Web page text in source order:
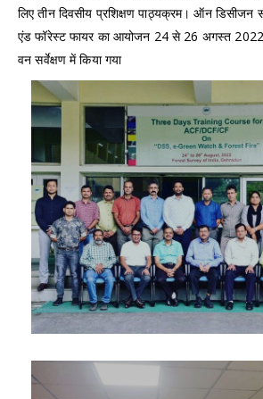
लिए तीन दिवसीय प्रशिक्षण पाठ्यक्रम। ऑन डिसीजन
एंड फॉरेस्ट फायर का आयोजन 24 से 26 अगस्त 2022
वन सर्वेक्षण में किया गया